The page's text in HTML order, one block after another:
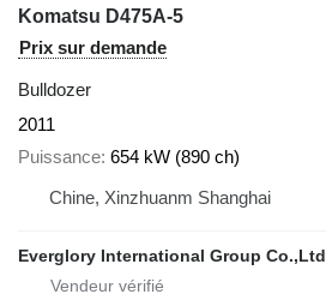
Komatsu D475A-5
Prix sur demande
Bulldozer
2011
Puissance 654 kW (890 ch)
Chine, Xinzhuanm Shanghai
Everglory International Group Co.,Ltd